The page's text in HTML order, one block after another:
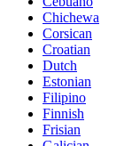
Chichewa
Corsican
Croatian
Dutch
Estonian
Filipino
Finnish
Frisian